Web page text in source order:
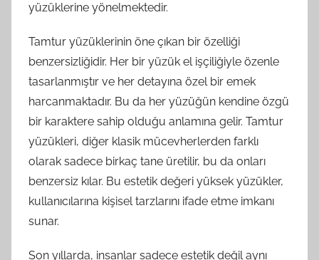
yüzüklerine yönelmektedir.
Tamtur yüzüklerinin öne çıkan bir özelliği
benzersizliğidir. Her bir yüzük el işçiliğiyle özenle
tasarlanmıştır ve her detayına özel bir emek
harcanmaktadır. Bu da her yüzüğün kendine özgü
bir karaktere sahip olduğu anlamına gelir. Tamtur
yüzükleri, diğer klasik mücevherlerden farklı
olarak sadece birkaç tane üretilir, bu da onları
benzersiz kılar. Bu estetik değeri yüksek yüzükler,
kullanıcılarına kişisel tarzlarını ifade etme imkanı
sunar.
Son yıllarda, insanlar sadece estetik değil aynı